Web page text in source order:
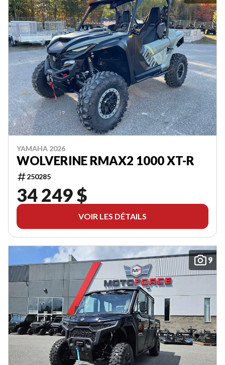
YAMAHA 2026
WOLVERINE RMAX2 1000 XT-R
250285
34 249 $
VOIR LES DÉTAILS
9